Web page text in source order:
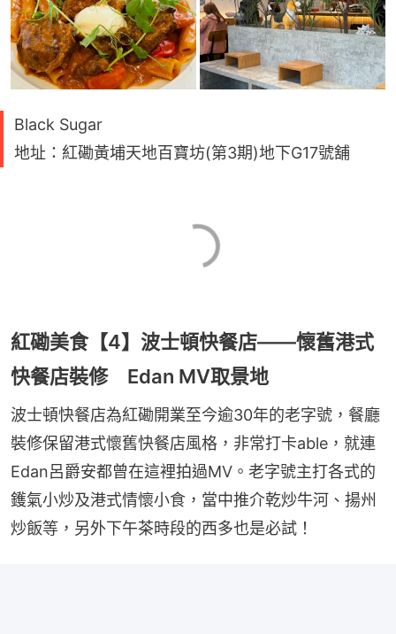
Black Sugar
地址：紅磡黃埔天地百寶坊(第3期)地下G17號舖
紅磡美食【4】波士頓快餐店——懷舊港式
快餐店裝修 Edan MV取景地
波士頓快餐店為紅磡開業至今逾30年的老字號，餐廳
裝修保留港式懷舊快餐店風格，非常打卡able，就連
Edan呂爵安都曾在這裡拍過MV。老字號主打各式的
鑊氣小炒及港式情懷小食，當中推介乾炒牛河、揚州
炒飯等，另外下午茶時段的西多也是必試！